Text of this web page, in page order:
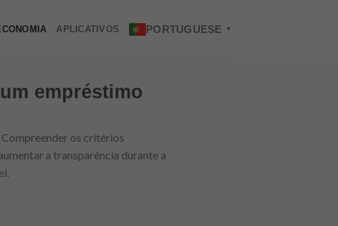
APLICATIVOS PORTUGUESE ▼
empréstimo
os critérios
a transparência durante a